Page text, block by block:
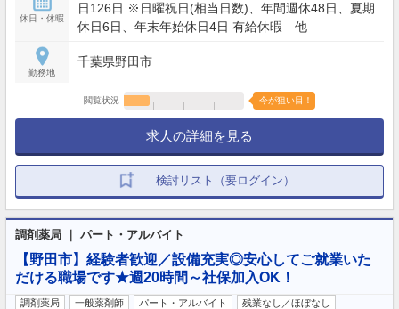
休日・休暇
日126日 ※日曜祝日(相当日数)、年間週休48日、夏期
休日6日、年末年始休日4日 有給休暇 他
勤務地
千葉県野田市
閲覧状況 今が狙い目！
求人の詳細を見る
検討リスト（要ログイン）
調剤薬局 ｜ パート・アルバイト
【野田市】経験者歓迎／設備充実◎安心してご就業いた
だける職場です★週20時間～社保加入OK！
調剤薬局 一般薬剤師 パート・アルバイト
残業なし／ほぼなし